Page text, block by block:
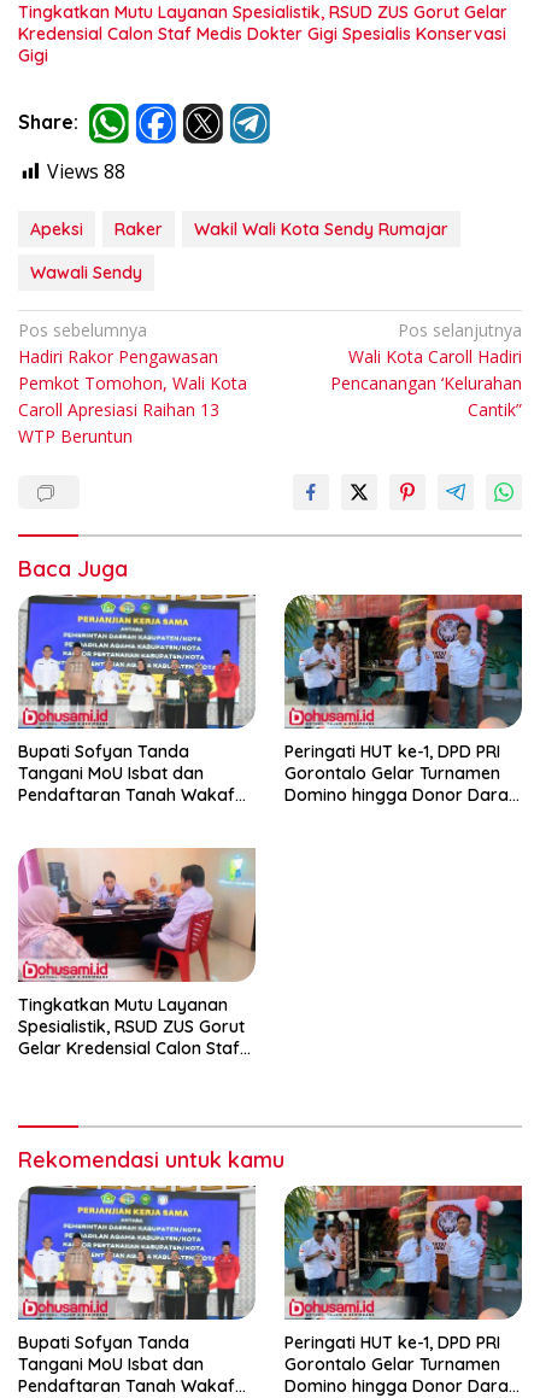
Tingkatkan Mutu Layanan Spesialistik, RSUD ZUS Gorut Gelar
Kredensial Calon Staf Medis Dokter Gigi Spesialis Konservasi
Gigi
Share:
Views 88
Apeksi Raker
Wakil Wali Kota Sendy Rumajar
Wawali Sendy
Navigasi
pos
Pos sebelumnya
Hadiri Rakor Pengawasan
Pemkot Tomohon, Wali Kota
Caroll Apresiasi Raihan 13
WTP Beruntun
Pos selanjutnya
Wali Kota Caroll Hadiri
Pencanangan ‘Kelurahan
Cantik”
Baca Juga
Bupati Sofyan Tanda
Tangani MoU Isbat dan
Pendaftaran Tanah Wakaf
Peringati HUT ke-1, DPD PRI
Gorontalo Gelar Turnamen
Domino hingga Donor Darah
Tingkatkan Mutu Layanan
Spesialistik, RSUD ZUS Gorut
Gelar Kredensial Calon Staf
Rekomendasi untuk kamu
Bupati Sofyan Tanda
Tangani MoU Isbat dan
Pendaftaran Tanah Wakaf
Peringati HUT ke-1, DPD PRI
Gorontalo Gelar Turnamen
Domino hingga Donor Darah